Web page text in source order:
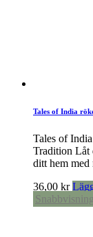
Tales of India
Tales of
Tradition Låt
ditt hem med
36,00 kr
Snabbvisning